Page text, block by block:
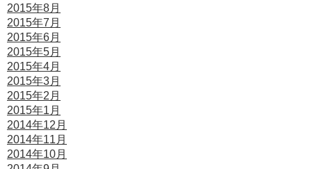
2015年8月
2015年7月
2015年6月
2015年5月
2015年4月
2015年3月
2015年2月
2015年1月
2014年12月
2014年11月
2014年10月